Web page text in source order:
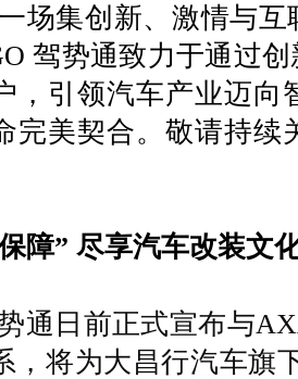
场集创新、激情与
驾势通致力于通过
，引领汽车产业迈向
完美契合。敬请持续
障” 尽享汽车改装文
通日前正式宣布与
，将为大昌行汽车旗